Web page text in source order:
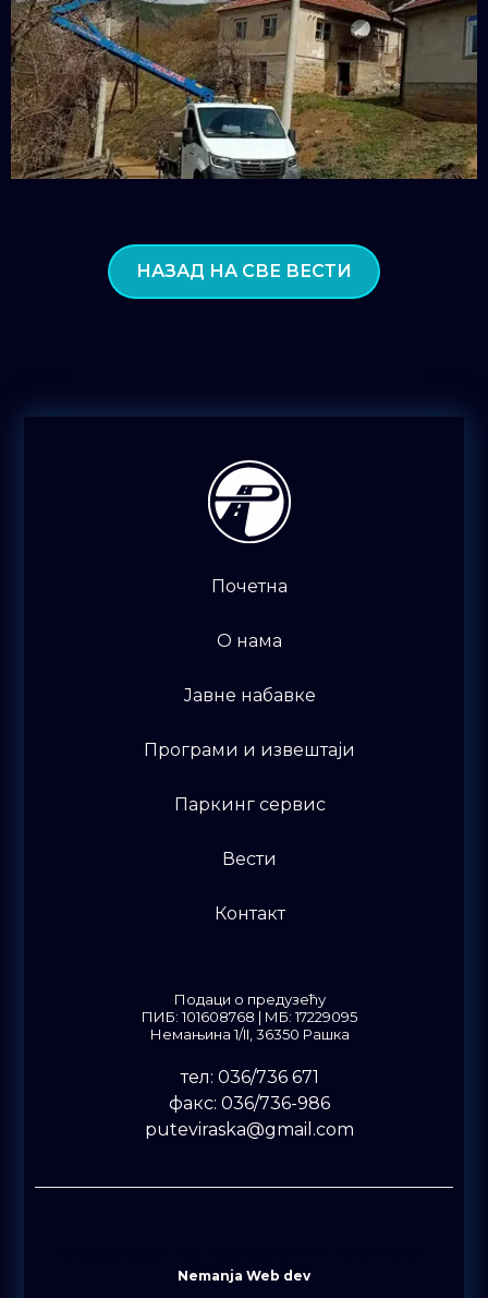
НАЗАД НА СВЕ ВЕСТИ
Почетна
O нама
Јавне набавке
Програми и извештаји
Паркинг сервис
Вести
Контакт
Подаци о предузећу
ПИБ: 101608768 | МБ: 17229095
Немањина 1/II, 36350 Рашка
тел: 036/736 671
факс: 036/736-986
puteviraska@gmail.com
Nemanja Web dev